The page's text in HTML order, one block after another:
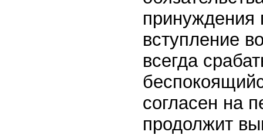
принуждения
вступление
всегда
согласен на
продолжит